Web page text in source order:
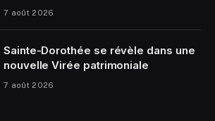
7 août 2026
Sainte-Dorothée se révèle dans une
nouvelle Virée patrimoniale
7 août 2026